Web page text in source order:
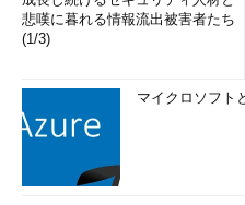
悲嘆に暮れる情報流出被害者たち
(1/3)
マイクロソフト